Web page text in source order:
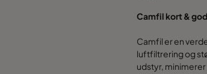
Camfil kort &
Camfil er en
luftfiltrering og
udstyr,